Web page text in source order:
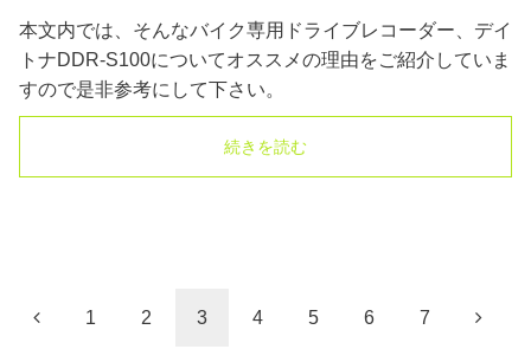
本文内では、そんなバイク専用ドライブレコーダー、デイ
トナDDR-S100についてオススメの理由をご紹介していま
すので是非参考にして下さい。
続きを読む
1 2 3 4 5 6 7